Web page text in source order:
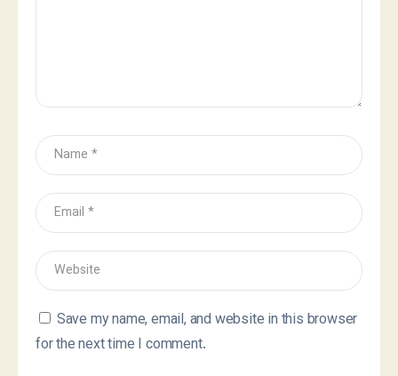
Save my name, email, and website in this browser
for the next time I comment.